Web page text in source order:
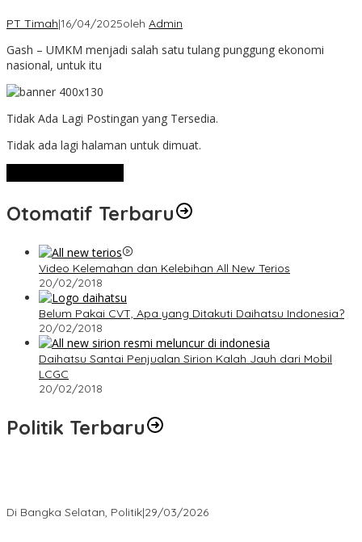
PT Timah|16/04/2025oleh Admin
Gash – UMKM menjadi salah satu tulang punggung ekonomi
nasional, untuk itu
Tidak Ada Lagi Postingan yang Tersedia.
Tidak ada lagi halaman untuk dimuat.
Otomatif Terbaru
Video Kelemahan dan Kelebihan All New Terios
20/02/2018
Belum Pakai CVT, Apa yang Ditakuti Daihatsu Indonesia?
20/02/2018
Daihatsu Santai Penjualan Sirion Kalah Jauh dari Mobil
LCGC
20/02/2018
Politik Terbaru
Di Bangka Selatan, Politik|29/03/2026